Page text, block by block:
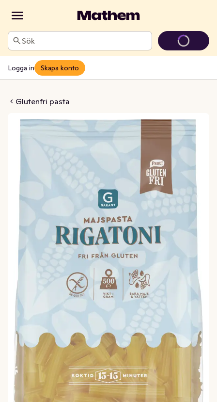
Sök
Logga in Skapa konto
Glutenfri pasta
Glutenfri